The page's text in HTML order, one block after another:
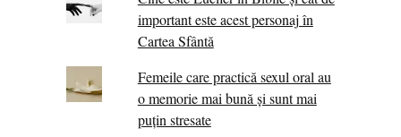
important este acest personaj în
Cartea Sfântă
Femeile care practică sexul oral au
o memorie mai bună și sunt mai
puțin stresate